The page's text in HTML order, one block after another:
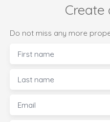
Create
Do not miss any more
First name
Last name
Email